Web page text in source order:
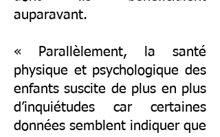
auparavant.
« Parallèlement, la santé
physique et psychologique des
enfants suscite de plus en plus
d’inquiétudes car certaines
données semblent indiquer que